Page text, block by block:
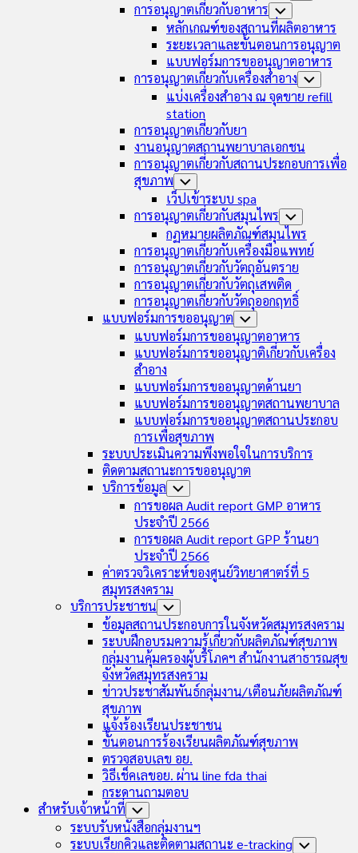
การอนุญาตเกี่ยวกับอาหาร Toggle
Child
Menu
หลักเกณฑ์ของสถานที่ผลิตอาหาร
ระยะเวลาและขั้นตอนการอนุญาต
แบบฟอร์มการขออนุญาตอาหาร
การอนุญาตเกี่ยวกับเครื่องสำอาง Toggle
Child
Menu
แบ่งเครื่องสำอาง ณ จุดขาย refill
station
การอนุญาตเกี่ยวกับยา
งานอนุญาตสถานพยาบาลเอกชน
การอนุญาตเกี่ยวกับสถานประกอบการเพื่อ
สุขภาพ Toggle
Child
Menu
เว็ปเข้าระบบ spa
การอนุญาตเกี่ยวกับสมุนไพร Toggle
Child
Menu
กฏหมายผลิตภัณฑ์สมุนไพร
การอนุญาตเกี่ยวกับเครื่องมือแพทย์
การอนุญาตเกี่ยวกับวัตถุอันตราย
การอนุญาตเกี่ยวกับวัตถุเสพติด
การอนุญาตเกี่ยวกับวัตถุออกฤทธิ์
แบบฟอร์มการขออนุญาต Toggle
Child
Menu
แบบฟอร์มการขออนุญาตอาหาร
แบบฟอร์มการขออนุญาติเกี่ยวกับเครื่อง
สำอาง
แบบฟอร์มการขออนุญาตด้านยา
แบบฟอร์มการขออนุญาตสถานพยาบาล
แบบฟอร์มการขออนุญาตสถานประกอบ
การเพื่อสุขภาพ
ระบบประเมินความพึงพอใจในการบริการ
ติดตามสถานะการขออนุญาต
บริการข้อมูล Toggle
Child
Menu
การขอผล Audit report GMP อาหาร
ประจำปี 2566
การขอผล Audit report GPP ร้านยา
ประจำปี 2566
ค่าตรวจวิเคราะห์ของศูนย์วิทยาศาตร์ที่ 5
สมุทรสงคราม
บริการประชาชน Toggle
Child
Menu
ข้อมูลสถานประกอบการในจังหวัดสมุทรสงคราม
ระบบฝึกอบรมความรู้เกี่ยวกับผลิตภัณฑ์สุขภาพ
กลุ่มงานคุ้มครองผู้บริโภคฯ สำนักงานสาธารณสุข
จังหวัดสมุทรสงคราม
ข่าวประชาสัมพันธ์กลุ่มงาน/เตือนภัยผลิตภัณฑ์
สุขภาพ
แจ้งร้องเรียนประชาชน
ขั้นตอนการร้องเรียนผลิตภัณฑ์สุขภาพ
ตรวจสอบเลข อย.
วิธีเช็คเลขอย. ผ่าน line fda thai
กระดานถามตอบ
สำหรับเจ้าหน้าที่ Toggle
Child
Menu
ระบบรับหนังสือกลุ่มงานฯ
ระบบเรียกคิวและติดตามสถานะ e-tracking Toggle